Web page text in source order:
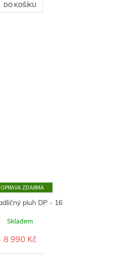
DO KOŠÍKU
ZDARMA
pluh DP - 16
Skladem
8 990 Kč